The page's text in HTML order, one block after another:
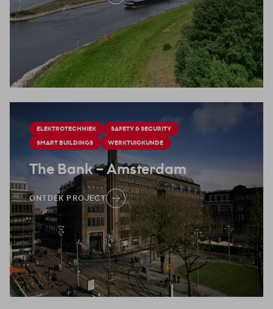
ELEKTROTECHNIEK
SAFETY & SECURITY
SMART BUILDINGS
WERKTUIGKUNDE
The Bank– Amsterdam
ONTDEK PROJECT